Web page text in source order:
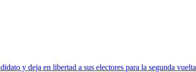
y deja en libertad a sus electores para la segunda vuelta